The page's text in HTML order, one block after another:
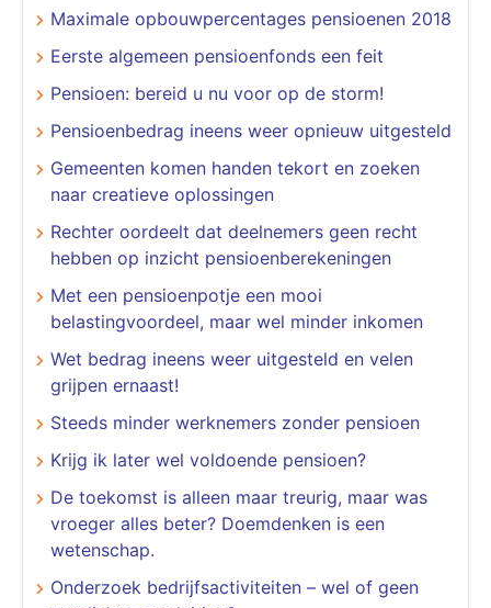
Maximale opbouwpercentages pensioenen 2018
Eerste algemeen pensioenfonds een feit
Pensioen: bereid u nu voor op de storm!
Pensioenbedrag ineens weer opnieuw uitgesteld
Gemeenten komen handen tekort en zoeken
naar creatieve oplossingen
Rechter oordeelt dat deelnemers geen recht
hebben op inzicht pensioenberekeningen
Met een pensioenpotje een mooi
belastingvoordeel, maar wel minder inkomen
Wet bedrag ineens weer uitgesteld en velen
grijpen ernaast!
Steeds minder werknemers zonder pensioen
Krijg ik later wel voldoende pensioen?
De toekomst is alleen maar treurig, maar was
vroeger alles beter? Doemdenken is een
wetenschap.
Onderzoek bedrijfsactiviteiten – wel of geen